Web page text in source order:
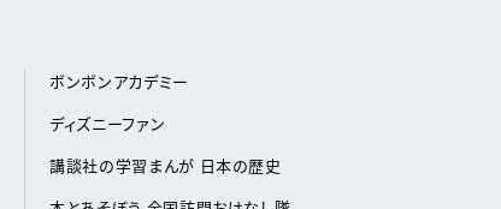
ボンボンアカデミー
ディズニーファン
講談社の学習まんが 日本の歴史